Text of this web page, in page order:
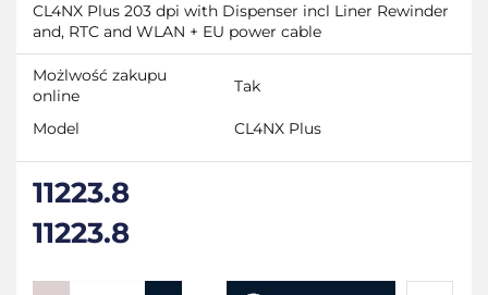
CL4NX Plus 203 dpi with Dispenser incl Liner Rewinder
and, RTC and WLAN + EU power cable
Możlwość zakupu
online
Tak
Model CL4NX Plus
11223.8
11223.8